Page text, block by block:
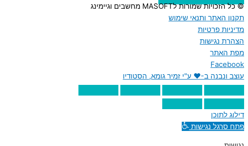
© כל הזכויות שמורות לMASOFT מחשבים וגיימינג
תקנון האתר ותנאי שימוש
מדיניות פרטיות
הצהרת נגישות
מפת האתר
Facebook
עוצב ונבנה ב-♥︎ ע"י זמיר גומא, הסטודיו
דילוג לתוכן
פתח סרגל נגישות